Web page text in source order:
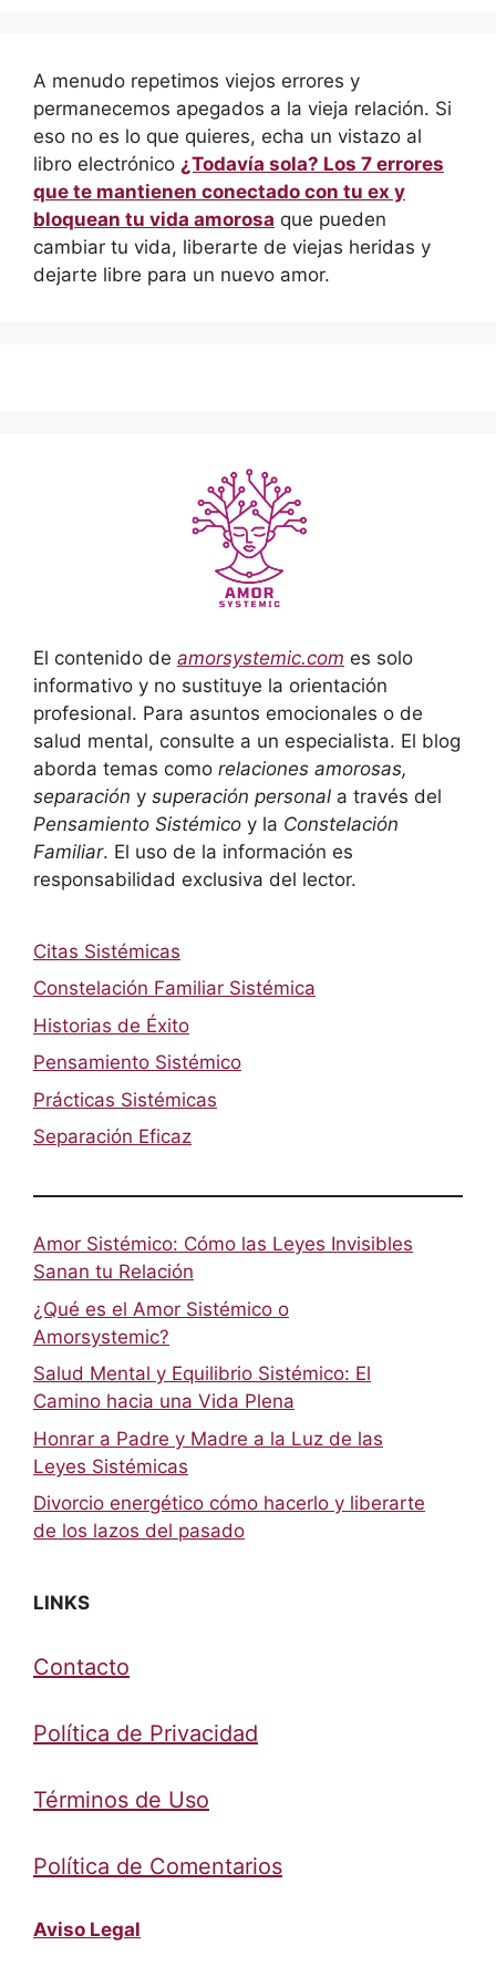
A menudo repetimos viejos errores y
permanecemos apegados a la vieja relación. Si
eso no es lo que quieres, echa un vistazo al
libro electrónico ¿Todavía sola? Los 7 errores
que te mantienen conectado con tu ex y
bloquean tu vida amorosa que pueden
cambiar tu vida, liberarte de viejas heridas y
dejarte libre para un nuevo amor.
El contenido de amorsystemic.com es solo
informativo y no sustituye la orientación
profesional. Para asuntos emocionales o de
salud mental, consulte a un especialista. El blog
aborda temas como relaciones amorosas,
separación y superación personal a través del
Pensamiento Sistémico y la Constelación
Familiar. El uso de la información es
responsabilidad exclusiva del lector.
Citas Sistémicas
Constelación Familiar Sistémica
Historias de Éxito
Pensamiento Sistémico
Prácticas Sistémicas
Separación Eficaz
Amor Sistémico: Cómo las Leyes Invisibles
Sanan tu Relación
¿Qué es el Amor Sistémico o
Amorsystemic?
Salud Mental y Equilibrio Sistémico: El
Camino hacia una Vida Plena
Honrar a Padre y Madre a la Luz de las
Leyes Sistémicas
Divorcio energético cómo hacerlo y liberarte
de los lazos del pasado
LINKS
Contacto
Política de Privacidad
Términos de Uso
Política de Comentarios
Aviso Legal